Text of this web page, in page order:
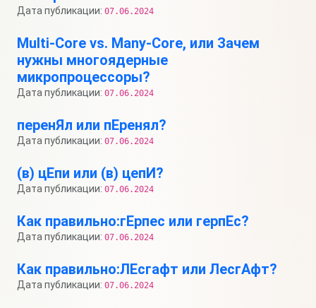
Дата публикации: 07.06.2024
Multi-Core vs. Many-Core, или Зачем
нужны многоядерные
микропроцессоры?
Дата публикации: 07.06.2024
перенЯл или пЕренял?
Дата публикации: 07.06.2024
(в) цЕпи или (в) цепИ?
Дата публикации: 07.06.2024
Как правильно:гЕрпес или герпЕс?
Дата публикации: 07.06.2024
Как правильно:ЛЕсгафт или ЛесгАфт?
Дата публикации: 07.06.2024